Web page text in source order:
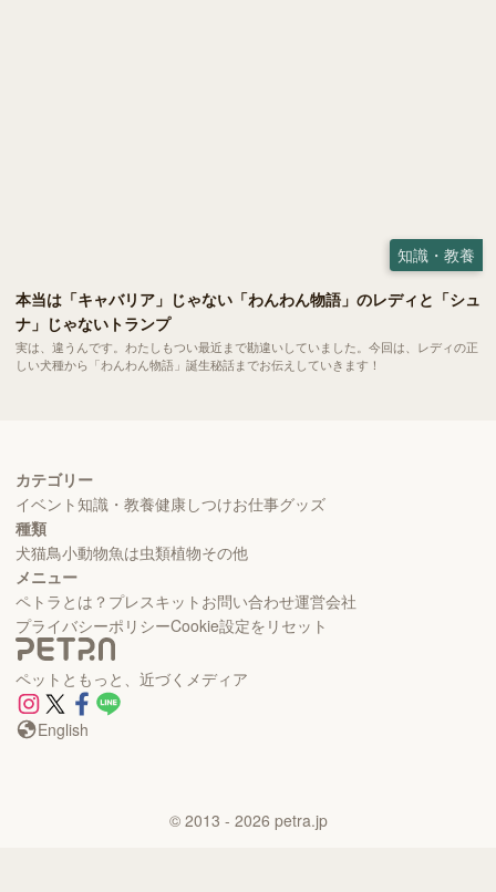
知識・教養
本当は「キャバリア」じゃない「わんわん物語」のレディと「シュ
ナ」じゃないトランプ
実は、違うんです。わたしもつい最近まで勘違いしていました。今回は、レディの正
しい犬種から「わんわん物語」誕生秘話までお伝えしていきます！
カテゴリー
イベント知識・教養健康しつけお仕事グッズ
種類
犬猫鳥小動物魚は虫類植物その他
メニュー
ペトラとは？ プレスキット お問い合わせ運営会社
プライバシーポリシーCookie設定をリセット
ペットともっと、近づくメディア
English
© 2013 - 2026 petra.jp